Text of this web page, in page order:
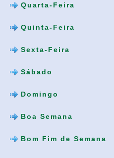
Quarta-Feira
Quinta-Feira
Sexta-Feira
Sábado
Domingo
Boa Semana
Bom Fim de Semana